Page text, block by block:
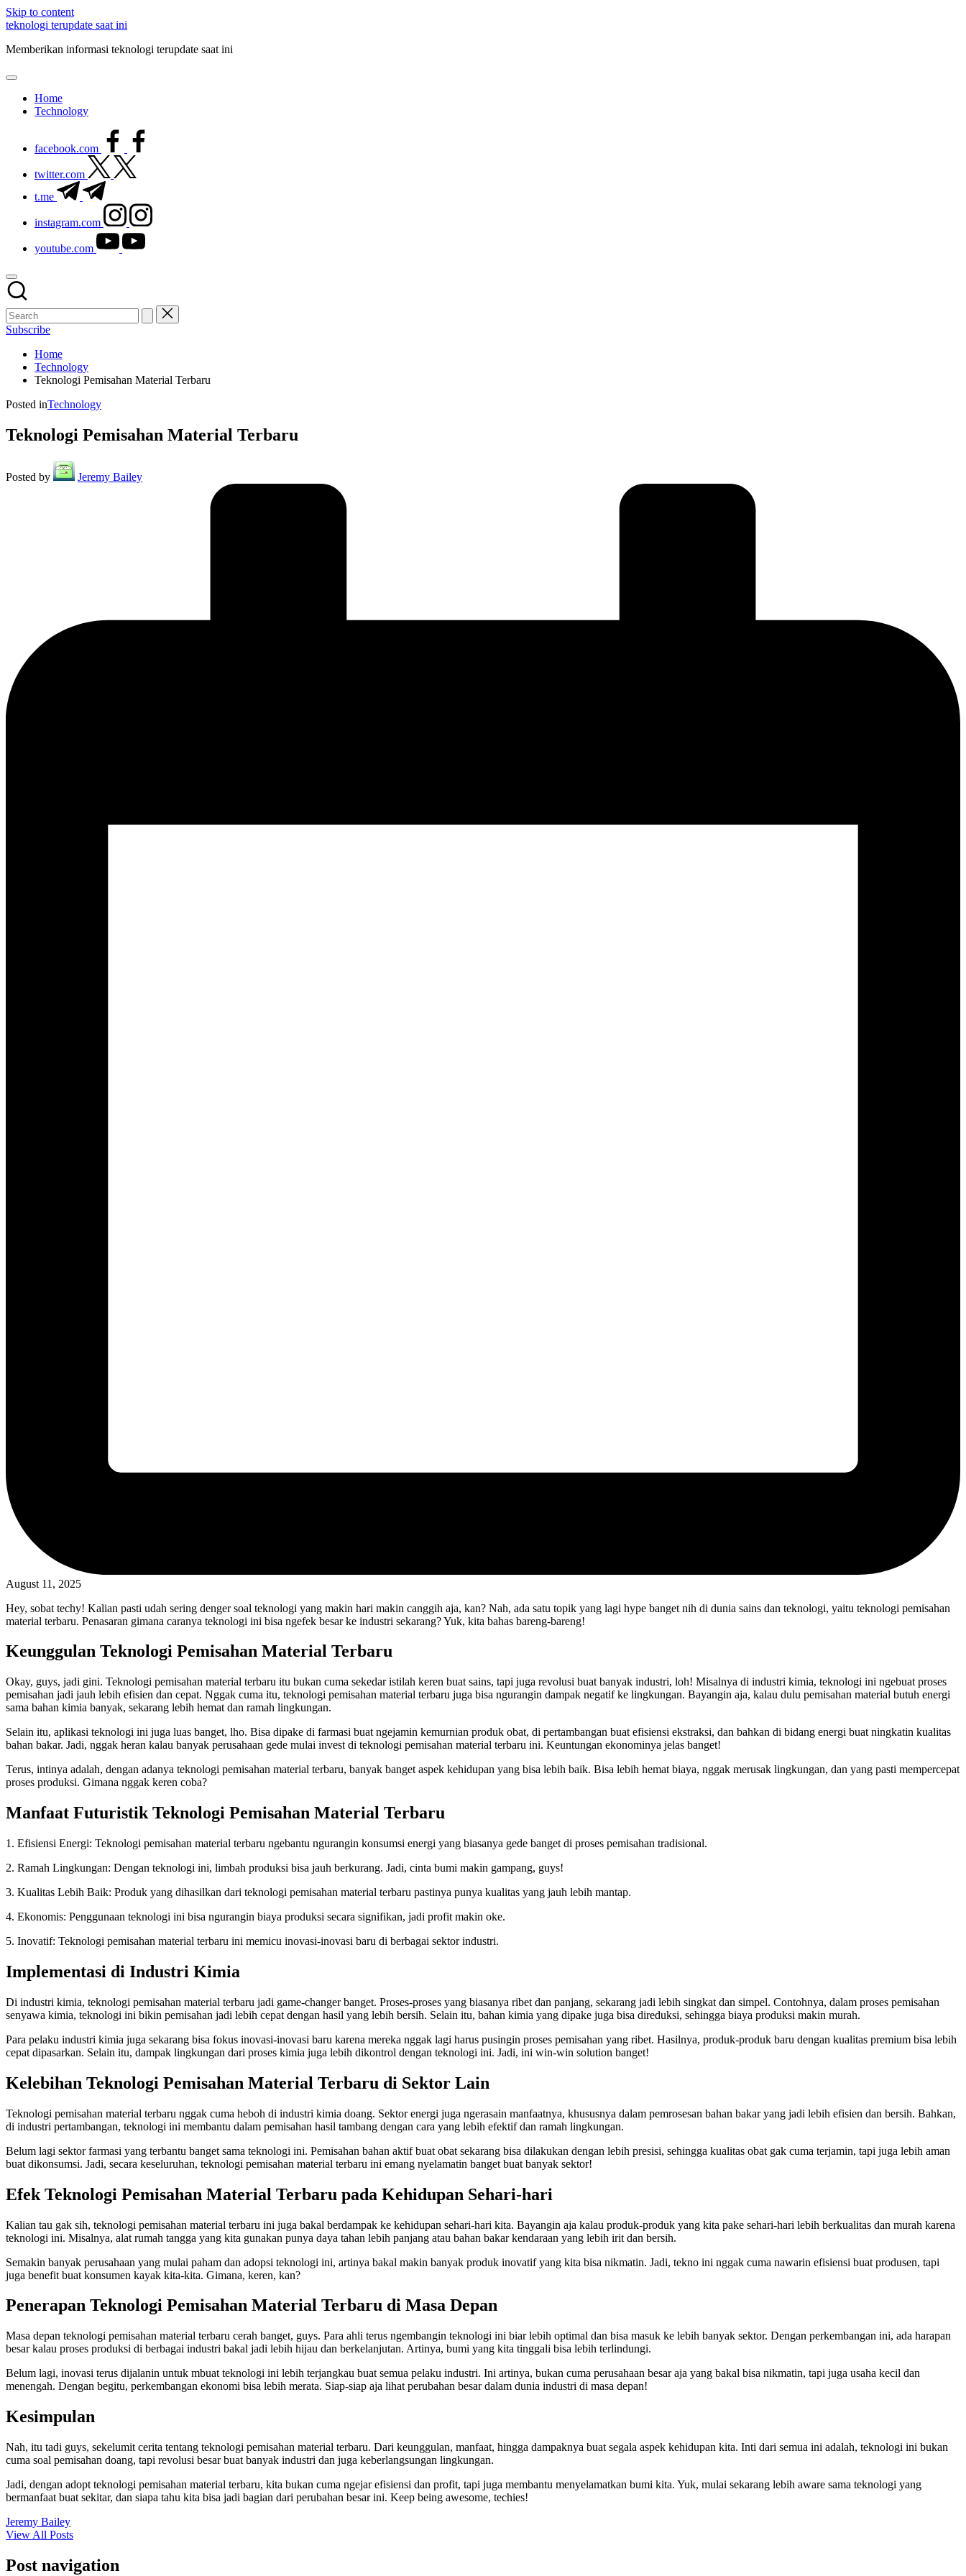
Skip to content
teknologi terupdate saat ini
Memberikan informasi teknologi terupdate saat ini
Home
Technology
facebook.com
twitter.com
t.me
instagram.com
youtube.com
Subscribe
Home
Technology
Teknologi Pemisahan Material Terbaru
Posted inTechnology
Teknologi Pemisahan Material Terbaru
Posted by Jeremy Bailey
August 11, 2025
Hey, sobat techy! Kalian pasti udah sering denger soal teknologi yang makin hari makin canggih aja, kan? Nah, ada satu topik yang lagi hype banget nih di dunia sains dan teknologi, yaitu teknologi pemisahan
material terbaru. Penasaran gimana caranya teknologi ini bisa ngefek besar ke industri sekarang? Yuk, kita bahas bareng-bareng!
Keunggulan Teknologi Pemisahan Material Terbaru
Okay, guys, jadi gini. Teknologi pemisahan material terbaru itu bukan cuma sekedar istilah keren buat sains, tapi juga revolusi buat banyak industri, loh! Misalnya di industri kimia, teknologi ini ngebuat proses
pemisahan jadi jauh lebih efisien dan cepat. Nggak cuma itu, teknologi pemisahan material terbaru juga bisa ngurangin dampak negatif ke lingkungan. Bayangin aja, kalau dulu pemisahan material butuh energi
sama bahan kimia banyak, sekarang lebih hemat dan ramah lingkungan.
Selain itu, aplikasi teknologi ini juga luas banget, lho. Bisa dipake di farmasi buat ngejamin kemurnian produk obat, di pertambangan buat efisiensi ekstraksi, dan bahkan di bidang energi buat ningkatin kualitas
bahan bakar. Jadi, nggak heran kalau banyak perusahaan gede mulai invest di teknologi pemisahan material terbaru ini. Keuntungan ekonominya jelas banget!
Terus, intinya adalah, dengan adanya teknologi pemisahan material terbaru, banyak banget aspek kehidupan yang bisa lebih baik. Bisa lebih hemat biaya, nggak merusak lingkungan, dan yang pasti mempercepat
proses produksi. Gimana nggak keren coba?
Manfaat Futuristik Teknologi Pemisahan Material Terbaru
1. Efisiensi Energi: Teknologi pemisahan material terbaru ngebantu ngurangin konsumsi energi yang biasanya gede banget di proses pemisahan tradisional.
2. Ramah Lingkungan: Dengan teknologi ini, limbah produksi bisa jauh berkurang. Jadi, cinta bumi makin gampang, guys!
3. Kualitas Lebih Baik: Produk yang dihasilkan dari teknologi pemisahan material terbaru pastinya punya kualitas yang jauh lebih mantap.
4. Ekonomis: Penggunaan teknologi ini bisa ngurangin biaya produksi secara signifikan, jadi profit makin oke.
5. Inovatif: Teknologi pemisahan material terbaru ini memicu inovasi-inovasi baru di berbagai sektor industri.
Implementasi di Industri Kimia
Di industri kimia, teknologi pemisahan material terbaru jadi game-changer banget. Proses-proses yang biasanya ribet dan panjang, sekarang jadi lebih singkat dan simpel. Contohnya, dalam proses pemisahan
senyawa kimia, teknologi ini bikin pemisahan jadi lebih cepat dengan hasil yang lebih bersih. Selain itu, bahan kimia yang dipake juga bisa direduksi, sehingga biaya produksi makin murah.
Para pelaku industri kimia juga sekarang bisa fokus inovasi-inovasi baru karena mereka nggak lagi harus pusingin proses pemisahan yang ribet. Hasilnya, produk-produk baru dengan kualitas premium bisa lebih
cepat dipasarkan. Selain itu, dampak lingkungan dari proses kimia juga lebih dikontrol dengan teknologi ini. Jadi, ini win-win solution banget!
Kelebihan Teknologi Pemisahan Material Terbaru di Sektor Lain
Teknologi pemisahan material terbaru nggak cuma heboh di industri kimia doang. Sektor energi juga ngerasain manfaatnya, khususnya dalam pemrosesan bahan bakar yang jadi lebih efisien dan bersih. Bahkan,
di industri pertambangan, teknologi ini membantu dalam pemisahan hasil tambang dengan cara yang lebih efektif dan ramah lingkungan.
Belum lagi sektor farmasi yang terbantu banget sama teknologi ini. Pemisahan bahan aktif buat obat sekarang bisa dilakukan dengan lebih presisi, sehingga kualitas obat gak cuma terjamin, tapi juga lebih aman
buat dikonsumsi. Jadi, secara keseluruhan, teknologi pemisahan material terbaru ini emang nyelamatin banget buat banyak sektor!
Efek Teknologi Pemisahan Material Terbaru pada Kehidupan Sehari-hari
Kalian tau gak sih, teknologi pemisahan material terbaru ini juga bakal berdampak ke kehidupan sehari-hari kita. Bayangin aja kalau produk-produk yang kita pake sehari-hari lebih berkualitas dan murah karena
teknologi ini. Misalnya, alat rumah tangga yang kita gunakan punya daya tahan lebih panjang atau bahan bakar kendaraan yang lebih irit dan bersih.
Semakin banyak perusahaan yang mulai paham dan adopsi teknologi ini, artinya bakal makin banyak produk inovatif yang kita bisa nikmatin. Jadi, tekno ini nggak cuma nawarin efisiensi buat produsen, tapi
juga benefit buat konsumen kayak kita-kita. Gimana, keren, kan?
Penerapan Teknologi Pemisahan Material Terbaru di Masa Depan
Masa depan teknologi pemisahan material terbaru cerah banget, guys. Para ahli terus ngembangin teknologi ini biar lebih optimal dan bisa masuk ke lebih banyak sektor. Dengan perkembangan ini, ada harapan
besar kalau proses produksi di berbagai industri bakal jadi lebih hijau dan berkelanjutan. Artinya, bumi yang kita tinggali bisa lebih terlindungi.
Belum lagi, inovasi terus dijalanin untuk mbuat teknologi ini lebih terjangkau buat semua pelaku industri. Ini artinya, bukan cuma perusahaan besar aja yang bakal bisa nikmatin, tapi juga usaha kecil dan
menengah. Dengan begitu, perkembangan ekonomi bisa lebih merata. Siap-siap aja lihat perubahan besar dalam dunia industri di masa depan!
Kesimpulan
Nah, itu tadi guys, sekelumit cerita tentang teknologi pemisahan material terbaru. Dari keunggulan, manfaat, hingga dampaknya buat segala aspek kehidupan kita. Inti dari semua ini adalah, teknologi ini bukan
cuma soal pemisahan doang, tapi revolusi besar buat banyak industri dan juga keberlangsungan lingkungan.
Jadi, dengan adopt teknologi pemisahan material terbaru, kita bukan cuma ngejar efisiensi dan profit, tapi juga membantu menyelamatkan bumi kita. Yuk, mulai sekarang lebih aware sama teknologi yang
bermanfaat buat sekitar, dan siapa tahu kita bisa jadi bagian dari perubahan besar ini. Keep being awesome, techies!
Jeremy Bailey
View All Posts
Post navigation